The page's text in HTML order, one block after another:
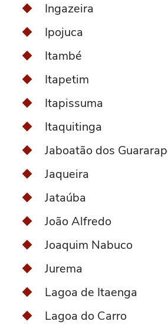
Ingazeira
Ipojuca
Itambé
Itapetim
Itapissuma
Itaquitinga
Jaboatão dos
Jaqueira
Jataúba
João Alfredo
Joaquim Nabuco
Jurema
Lagoa de Itaenga
Lagoa do Carro